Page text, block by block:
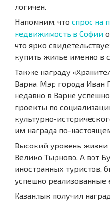
логичен.
Напомним, что спрос на
недвижимость в Софии
что ярко
купить жилье именно в
Также награду
Варна. Мэр города Иван
недавно в Варне
проекты по
культурно-
им награда по-
Высокий уровень жизни
Велико Тырново. А вот
иностранных туристов,
успешно реализованные
Казанлык получил